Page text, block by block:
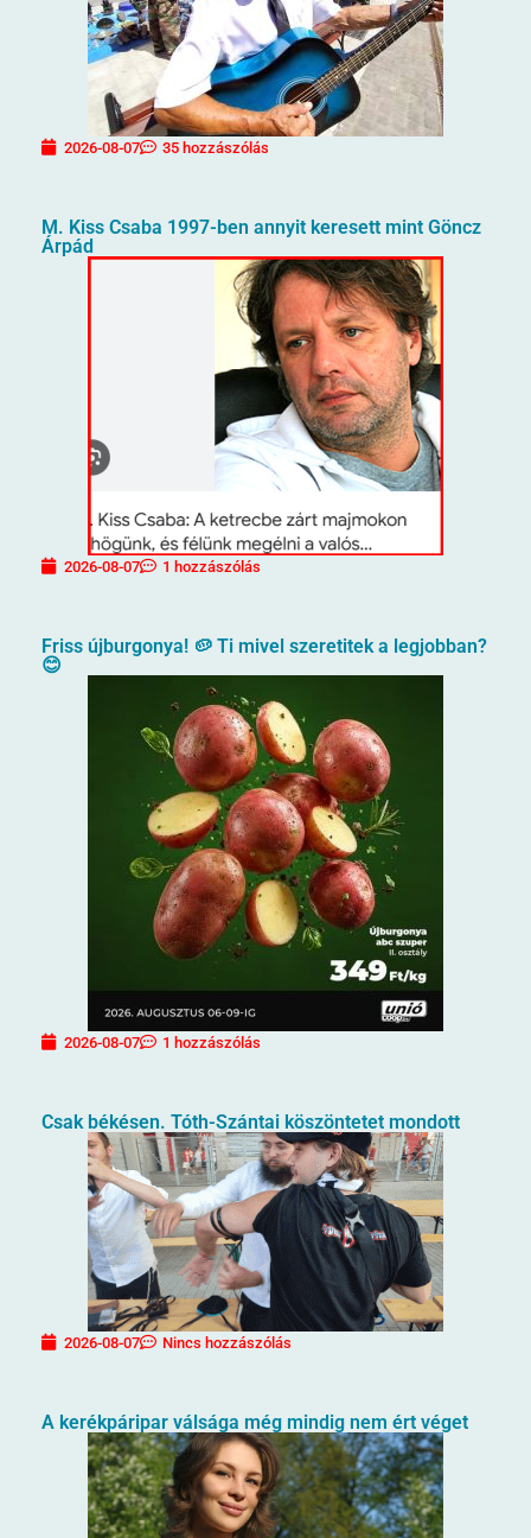
2026-08-07 35 hozzászólás
M. Kiss Csaba 1997-ben annyit keresett mint Göncz
Árpád
2026-08-07 1 hozzászólás
Friss újburgonya! 🥔 Ti mivel szeretitek a legjobban?
😊
2026-08-07 1 hozzászólás
Csak békésen. Tóth-Szántai köszöntetet mondott
2026-08-07 Nincs hozzászólás
A kerékpáripar válsága még mindig nem ért véget